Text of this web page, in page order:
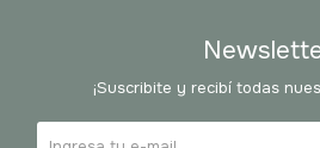
¡Suscribite y recibí todas